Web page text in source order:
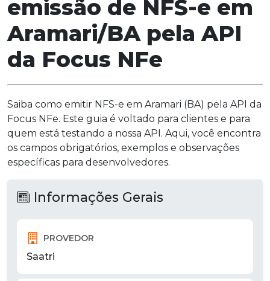
emissão de NFS-e em
Aramari/BA pela API
da Focus NFe
Saiba como emitir NFS-e em Aramari (BA) pela API da
Focus NFe. Este guia é voltado para clientes e para
quem está testando a nossa API. Aqui, você encontra
os campos obrigatórios, exemplos e observações
específicas para desenvolvedores.
Informações Gerais
PROVEDOR
Saatri